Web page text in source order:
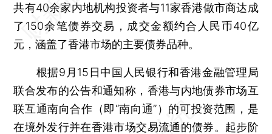
共有40余家内地机构投资者与11家香港做市商达成
了150余笔债券交易，成交金额约合人民币40亿
元，涵盖了香港市场的主要债券品种。
根据9月15日中国人民银行和香港金融管理局
联合发布的公告和通知称，香港与内地债券市场互
联互通南向合作（即“南向通”）的可投资范围，是
在境外发行并在香港市场交易流通的债券。起步阶